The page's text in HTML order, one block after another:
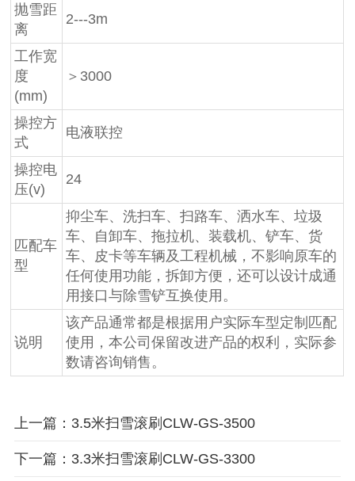
抛雪距
离
2---3m
工作宽
度
(mm)
＞3000
操控方
式
电液联控
操控电
压(v)
24
匹配车
型
抑尘车、洗扫车、扫路车、洒水车、垃圾
车、自卸车、拖拉机、装载机、铲车、货
车、皮卡等车辆及工程机械，不影响原车的
任何使用功能，拆卸方便，还可以设计成通
用接口与除雪铲互换使用。
说明
该产品通常都是根据用户实际车型定制匹配
使用，本公司保留改进产品的权利，实际参
数请咨询销售。
上一篇：3.5米扫雪滚刷CLW-GS-3500
下一篇：3.3米扫雪滚刷CLW-GS-3300